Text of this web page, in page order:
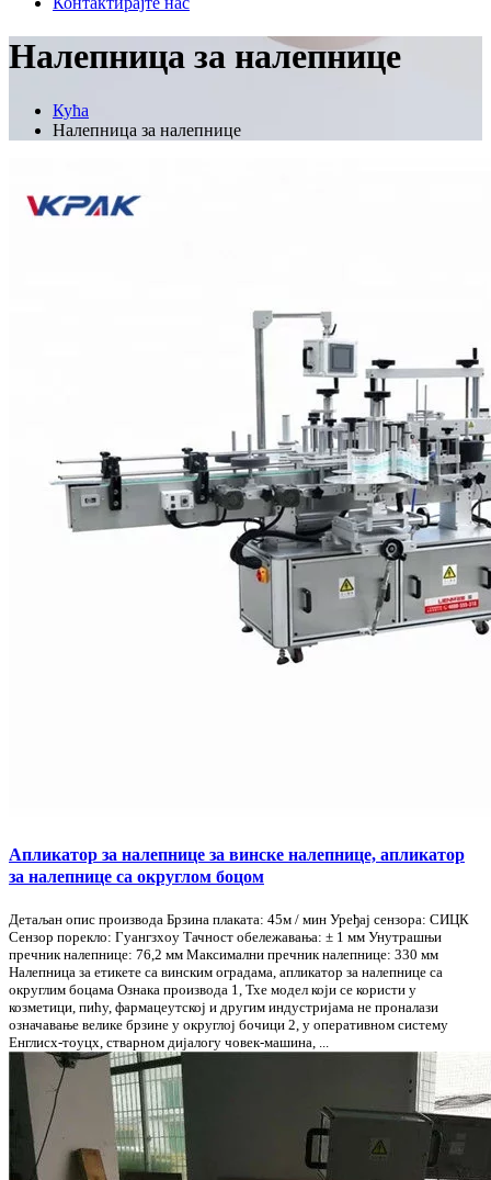
Налепница за налепнице
Кућа
Налепница за налепнице
Апликатор за налепнице за винске налепнице, апликатор
за налепнице са округлом боцом
Детаљан опис производа Брзина плаката: 45м / мин Уређај сензора: СИЦК
Сензор порекло: Гуангзхоу Тачност обележавања: ± 1 мм Унутрашњи
пречник налепнице: 76,2 мм Максимални пречник налепнице: 330 мм
Налепница за етикете са винским оградама, апликатор за налепнице са
округлим боцама Ознака производа 1, Тхе модел који се користи у
козметици, пићу, фармацеутској и другим индустријама не проналази
означавање велике брзине у округлој бочици 2, у оперативном систему
Енглисх-тоуцх, стварном дијалогу човек-машина, ...